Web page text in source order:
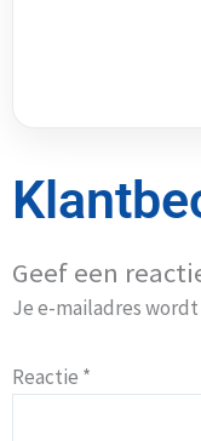
Geef een
Je e-mailadres
Reactie *